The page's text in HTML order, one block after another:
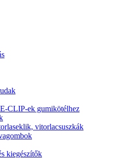
CLIP-ek gumikötélhez
vitorlacsuszkák
kiegészítők